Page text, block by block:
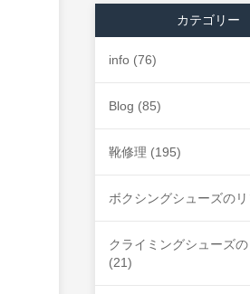
カテゴリー
info (76)
Blog (85)
靴修理 (195)
ボクシングシューズの
クライミングシューズ
(21)